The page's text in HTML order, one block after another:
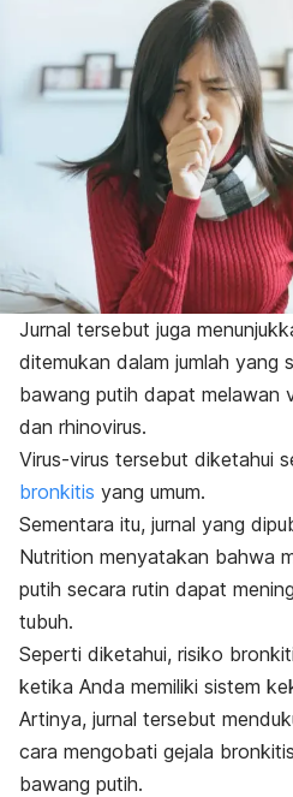
Jurnal tersebut juga
ditemukan dalam jumlah yang
bawang putih dapat melawan
dan rhinovirus.
Virus-virus tersebut diketahui
bronkitis yang umum.
Sementara itu, jurnal yang
Nutrition menyatakan bahwa
putih secara rutin dapat
tubuh.
Seperti diketahui, risiko
ketika Anda memiliki sistem
Artinya, jurnal tersebut
cara mengobati gejala
bawang putih.